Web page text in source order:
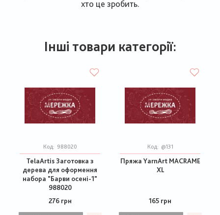
хто це зробить.
Інші товари категорії:
Код: 988020
TelaArtis Заготовка з
дерева для оформення
набора "Барви осені-1"
988020
276 грн
Код: @131
Пряжа YarnArt MACRAME
XL
165 грн